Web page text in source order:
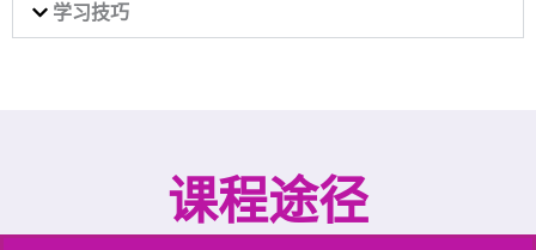
学习技巧
课程途径